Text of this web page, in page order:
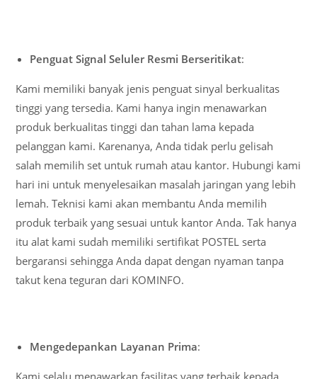
Penguat Signal Seluler Resmi Berseritikat:
Kami memiliki banyak jenis penguat sinyal berkualitas
tinggi yang tersedia. Kami hanya ingin menawarkan
produk berkualitas tinggi dan tahan lama kepada
pelanggan kami. Karenanya, Anda tidak perlu gelisah
salah memilih set untuk rumah atau kantor. Hubungi kami
hari ini untuk menyelesaikan masalah jaringan yang lebih
lemah. Teknisi kami akan membantu Anda memilih
produk terbaik yang sesuai untuk kantor Anda. Tak hanya
itu alat kami sudah memiliki sertifikat POSTEL serta
bergaransi sehingga Anda dapat dengan nyaman tanpa
takut kena teguran dari KOMINFO.
Mengedepankan Layanan Prima:
Kami selalu menawarkan fasilitas yang terbaik kepada